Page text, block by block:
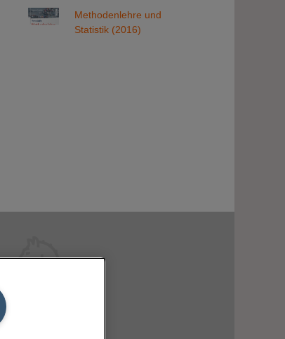
Methodenlehre und
Statistik (2016)